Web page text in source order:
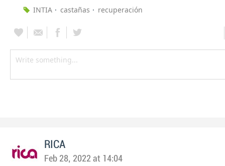
INTIA
castañas recuperación
RICA
Feb 28, 2022 at 14:04